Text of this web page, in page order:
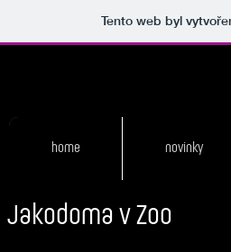
Tento web byl
home novinky
Jakodoma v Zoo